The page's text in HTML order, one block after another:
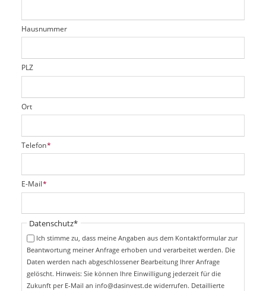
r
e
d
t
f
d
Hausnummer
PLZ
Ort
P
f
i
c
t
f
Telefon*
P
f
i
E-Mail*
Pflichtfeld
Datenschutz*
Ich stimme zu, dass meine Angaben aus dem Kontaktformular zur
Beantwortung meiner Anfrage erhoben und verarbeitet werden. Die
Daten werden nach abgeschlossener Bearbeitung Ihrer Anfrage
gelöscht. Hinweis: Sie können Ihre Einwilligung jederzeit für die
Zukunft per E-Mail an info@dasinvest.de widerrufen. Detaillierte